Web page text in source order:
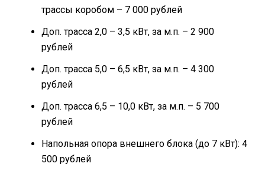
трассы коробом – 7 000 рублей
Доп. трасса 2,0 – 3,5 кВт, за м.п. – 2 900
рублей
Доп. трасса 5,0 – 6,5 кВт, за м.п. – 4 300
рублей
Доп. трасса 6,5 – 10,0 кВт, за м.п. – 5 700
рублей
Напольная опора внешнего блока (до 7 кВт): 4
500 рублей